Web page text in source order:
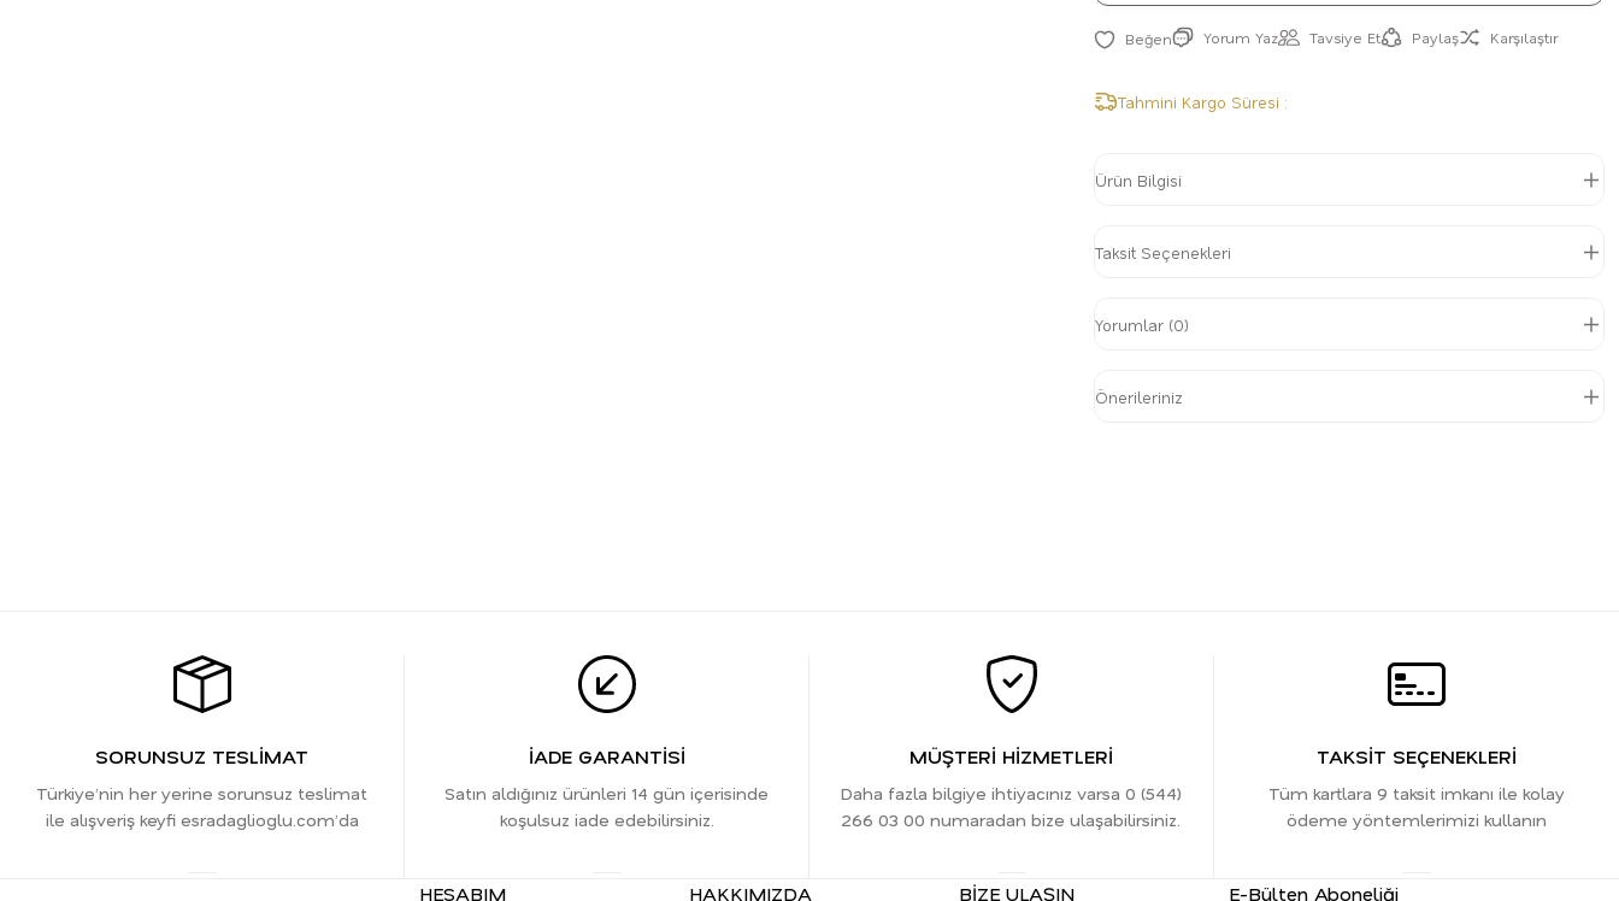
Yorum Yaz Tavsiye Et Paylaş Karşılaştır
Tahmini Kargo Süresi :
Ürün Bilgisi
Taksit Seçenekleri
Yorumlar (0)
Önerileriniz
SORUNSUZ TESLİMAT
Türkiye’nin her yerine sorunsuz teslimat
ile alışveriş keyfi esradaglioglu.com’da
İADE GARANTİSİ
Satın aldığınız ürünleri 14 gün içerisinde
koşulsuz iade edebilirsiniz.
MÜŞTERİ HİZMETLERİ
Daha fazla bilgiye ihtiyacınız varsa 0 (544)
266 03 00 numaradan bize ulaşabilirsiniz.
TAKSİT SEÇENEKLERİ
Tüm kartlara 9 taksit imkanı ile kolay
ödeme yöntemlerimizi kullanın
HESABIM HAKKIMIZDA BİZE ULAŞIN E-Bülten Aboneliği